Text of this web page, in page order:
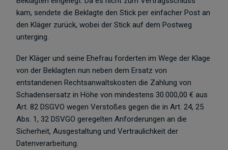
kam, sendete die Beklagte den Stick per einfacher Post an
den Kläger zurück, wobei der Stick auf dem Postweg
unterging.
Der Kläger und seine Ehefrau forderten im Wege der Klage
von der Beklagten nun neben dem Ersatz von
entstandenen Rechtsanwaltskosten die Zahlung von
Schadensersatz in Höhe von mindestens 30.000,00 € aus
Art. 82 DSGVO wegen Verstoßes gegen die in Art. 24, 25
Abs. 1, 32 DSVGO geregelten Anforderungen an die
Sicherheit, Ausgestaltung und Vertraulichkeit der
Datenverarbeitung.